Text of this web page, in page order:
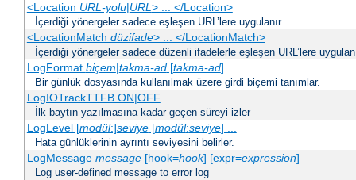
<Location URL-yolu|URL> ... </Location>
İçerdiği yönergeler sadece eşleşen URL’lere uygulanır.
<LocationMatch düzifade> ... </LocationMatch>
İçerdiği yönergeler sadece düzenli ifadelerle eşleşen URL’lere
LogFormat biçem|takma-ad[takma-ad]
Bir günlük dosyasında kullanılmak üzere girdi biçemi tanımlar.
LogIOTrackTTFB ON|OFF
İlk baytın yazılmasına kadar geçen süreyi izler
LogLevel [modül:]seviye[modül:seviye] ...
Hata günlüklerinin ayrıntı seviyesini belirler.
LogMessage message[hook=hook] [expr=expression]
Log user-defined message to error log